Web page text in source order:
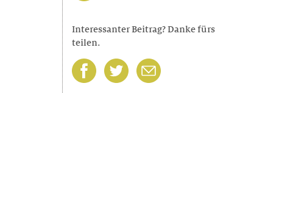
Interessanter Beitrag? Danke fürs
teilen.